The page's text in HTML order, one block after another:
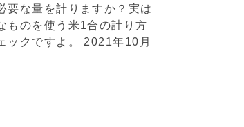
要な量を計りますか？実は
ものを使う米1合の計り方
ックですよ。 2021年10月